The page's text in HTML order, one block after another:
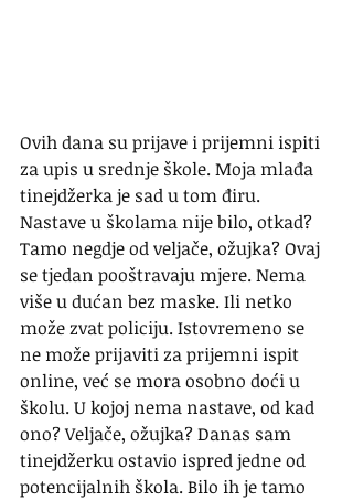
Ovih dana su prijave i prijemni ispiti
za upis u srednje škole. Moja mlađa
tinejdžerka je sad u tom điru.
Nastave u školama nije bilo, otkad?
Tamo negdje od veljače, ožujka? Ovaj
se tjedan pooštravaju mjere. Nema
više u dućan bez maske. Ili netko
može zvat policiju. Istovremeno se
ne može prijaviti za prijemni ispit
online, već se mora osobno doći u
školu. U kojoj nema nastave, od kad
ono? Veljače, ožujka? Danas sam
tinejdžerku ostavio ispred jedne od
potencijalnih škola. Bilo ih je tamo